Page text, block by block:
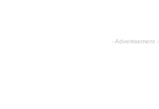
- Advertisement -